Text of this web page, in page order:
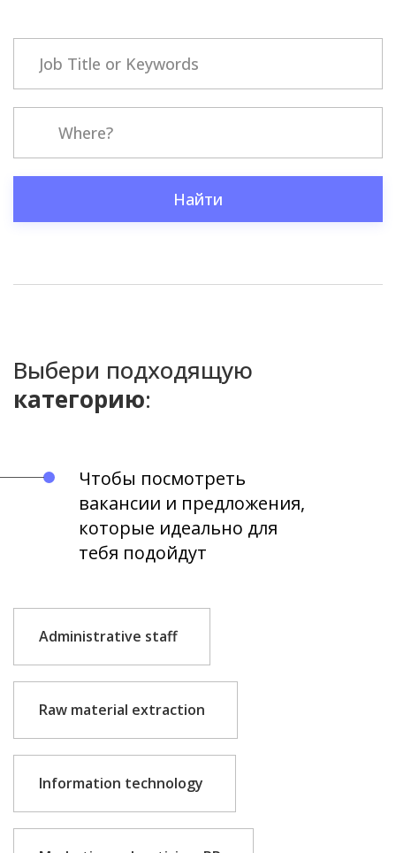
Найти
Выбери подходящую
категорию:
Чтобы посмотреть
вакансии и предложения,
которые идеально для
тебя подойдут
Administrative staff
Raw material extraction
Information technology